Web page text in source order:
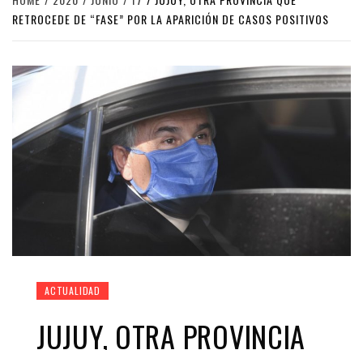
RETROCEDE DE “FASE” POR LA APARICIÓN DE CASOS POSITIVOS
ACTUALIDAD
JUJUY, OTRA PROVINCIA